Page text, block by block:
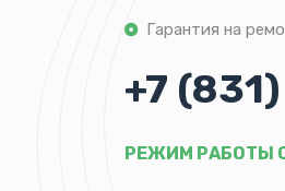
Гарантия на
+7
РЕЖИМ РАБОТЫ